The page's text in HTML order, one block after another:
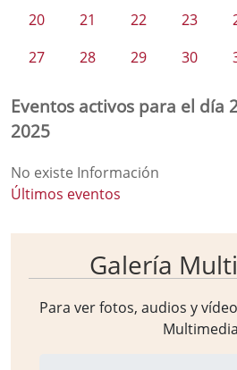
20
21 22 23
27
28 29 30
Eventos activos para el día
2025
No existe Información
Últimos eventos
Galería
Para ver fotos, audios y
Multimedia